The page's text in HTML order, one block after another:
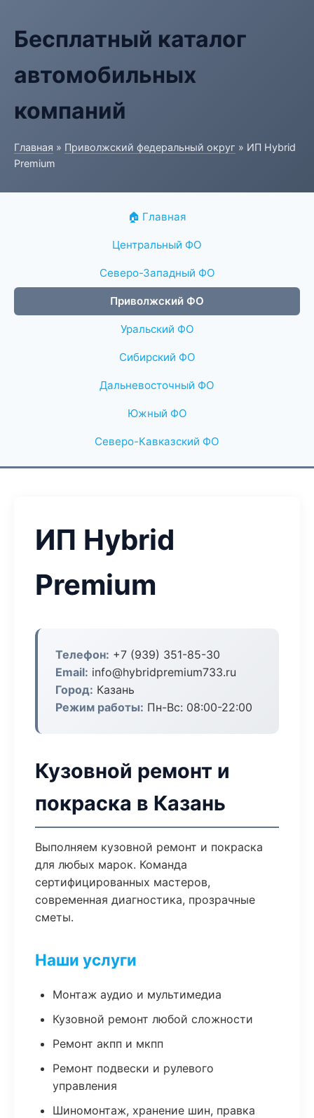
Бесплатный каталог
автомобильных
компаний
Главная » Приволжский федеральный округ » ИП Hybrid
Premium
🏠 Главная
Центральный ФО
Северо-Западный ФО
Приволжский ФО
Уральский ФО
Сибирский ФО
Дальневосточный ФО
Южный ФО
Северо-Кавказский ФО
ИП Hybrid
Premium
Телефон: +7 (939) 351-85-30
Email: info@hybridpremium733.ru
Город: Казань
Режим работы: Пн-Вс: 08:00-22:00
Кузовной ремонт и
покраска в Казань
Выполняем кузовной ремонт и покраска
для любых марок. Команда
сертифицированных мастеров,
современная диагностика, прозрачные
сметы.
Наши услуги
Монтаж аудио и мультимедиа
Кузовной ремонт любой сложности
Ремонт акпп и мкпп
Ремонт подвески и рулевого
управления
Шиномонтаж, хранение шин, правка